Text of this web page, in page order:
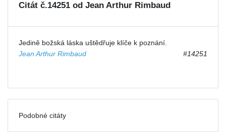
Citát č.14251 od Jean Arthur Rimbaud
Jedině božská láska uštědřuje klíče k poznání.
Jean Arthur Rimbaud
#14251
Podobné citáty